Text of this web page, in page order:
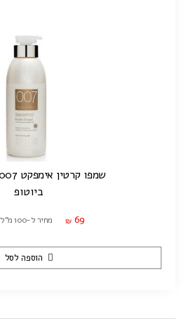
שמפו קרטין אימפקט 007 | 500 מ"ל
ביוטופ
₪ 69 מחיר ל-100 מ"ל: ₪13.80
הוספה לסל